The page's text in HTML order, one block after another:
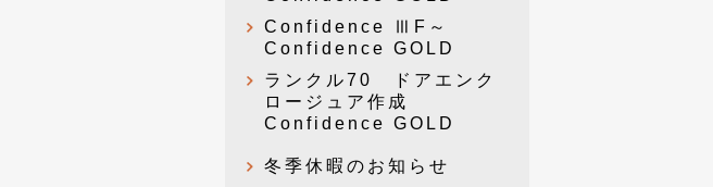
Confidence ⅢF～
Confidence GOLD
ランクル70 ドアエンク
ロージュア作成
Confidence GOLD
冬季休暇のお知らせ